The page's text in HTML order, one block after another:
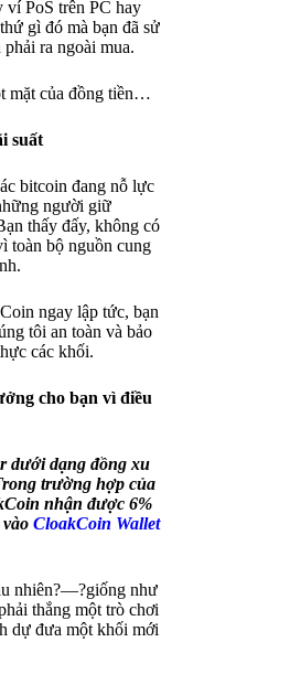
ví PoS trên PC hay
gì đó mà bạn đã sử
ra ngoài mua.
mặt của đồng tiền…
suất
bitcoin đang nỗ lực
người giữ
thấy đấy, không có
toàn bộ nguồn cung
ngay lập tức, bạn
tôi an toàn và bảo
các khối.
cho bạn vì điều
dưới dạng đồng xu
trường hợp của
nhận được 6%
CloakCoin Wallet
nhiên?—?giống như
thắng một trò chơi
dự đưa một khối mới